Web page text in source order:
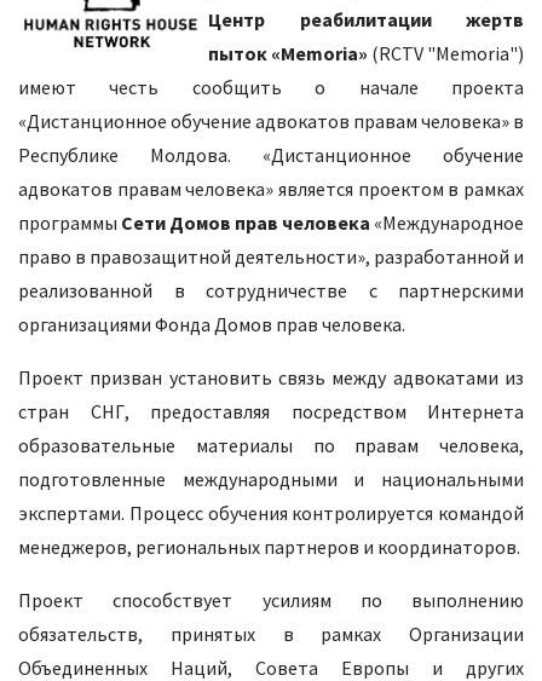
Центр реабилитации жертв
пыток «Memoria» (RCTV "Memoria")
имеют честь сообщить о начале проекта
«Дистанционное обучение адвокатов правам человека» в
Республике Молдова. «Дистанционное обучение
адвокатов правам человека» является проектом в рамках
программы Сети Домов прав человека «Международное
право в правозащитной деятельности», разработанной и
реализованной в сотрудничестве с партнерскими
организациями Фонда Домов прав человека.
Проект призван установить связь между адвокатами из
стран СНГ, предоставляя посредством Интернета
образовательные материалы по правам человека,
подготовленные международными и национальными
экспертами. Процесс обучения контролируется командой
менеджеров, региональных партнеров и координаторов.
Проект способствует усилиям по выполнению
обязательств, принятых в рамках Организации
Объединенных Наций, Совета Европы и других